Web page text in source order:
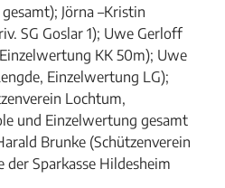
Jörna –Kristin
SG Goslar 1); Uwe Gerloff
KK 50m); Uwe
Einzelwertung LG);
Lochtum,
und Einzelwertung gesamt
Brunke (Schützenverein
der Sparkasse Hildesheim